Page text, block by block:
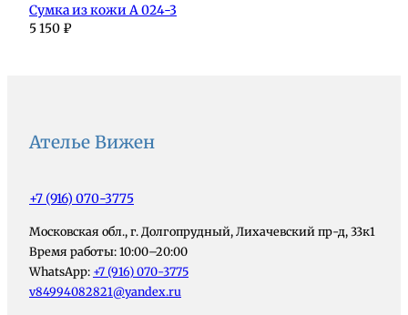
Сумка из кожи А 024-3
5 150 ₽
Ателье Вижен
+7 (916) 070-3775
Московская обл., г. Долгопрудный, Лихачевский пр-д, 33к1
Время работы: 10:00–20:00
WhatsApp: +7 (916) 070-3775
v84994082821@yandex.ru